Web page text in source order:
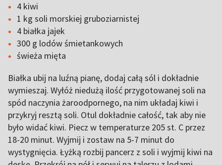
4 kiwi
1 kg soli morskiej gruboziarnistej
4 białka jajek
300 g lodów śmietankowych
świeża mięta
Białka ubij na luźną pianę, dodaj całą sól i dokładnie
wymieszaj. Wyłóż niedużą ilość przygotowanej soli na
spód naczynia żaroodpornego, na nim układaj kiwi i
przykryj resztą soli. Otul dokładnie całość, tak aby nie
było widać kiwi. Piecz w temperaturze 205 st. C przez
18-20 minut. Wyjmij i zostaw na 5-7 minut do
wystygnięcia. Łyżką rozbij pancerz z soli i wyjmij kiwi na